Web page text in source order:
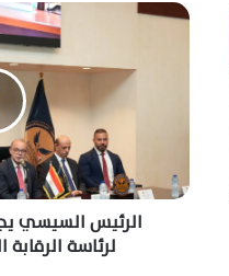
الوطن
السياسة
الشاملة
حسن
التضامن
الأزمات الراهنة
الرغيف
ا
س
الرئيس السيسي
لرئاسة